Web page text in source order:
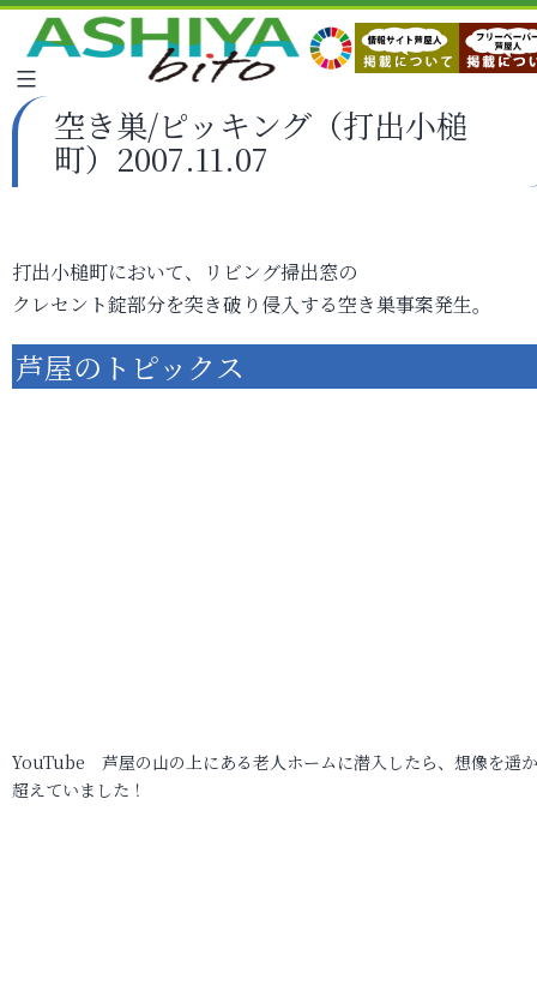
空き巣/ピッキング（打出小槌
町）2007.11.07
打出小槌町において、リビング掃出窓の
クレセント錠部分を突き破り侵入する空き巣事案発生。
芦屋のトピックス
YouTube 芦屋の山の上にある老人ホームに潜入したら、想像を遥
超えていました！